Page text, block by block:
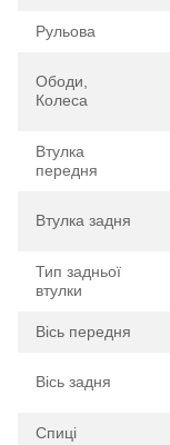
Рульова
Ободи,
Колеса
Втулка
передня
Втулка задня
Тип задньої
втулки
Вісь передня
Вісь задня
Спиці